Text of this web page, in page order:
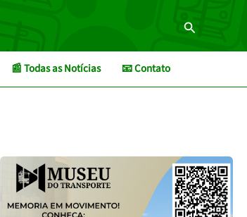
Pesquisar
📰 Todas as Notícias 📧 Contato